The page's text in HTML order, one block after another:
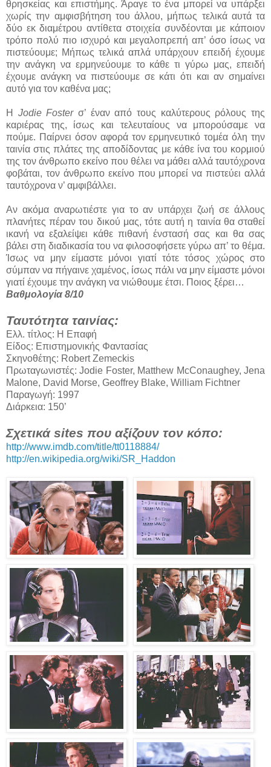
θρησκείας και επιστήμης. Άραγε το ένα μπορεί να υπάρξει
χωρίς την αμφισβήτηση του άλλου, μήπως τελικά αυτά τα
δύο εκ διαμέτρου αντίθετα στοιχεία συνδέονται με κάποιον
τρόπο πολύ πιο ισχυρό και μεγαλοπρεπή απ’ όσο ίσως να
πιστεύουμε; Μήπως τελικά απλά υπάρχουν επειδή έχουμε
την ανάγκη να ερμηνεύουμε το κάθε τι γύρω μας, επειδή
έχουμε ανάγκη να πιστεύουμε σε κάτι ότι και αν σημαίνει
αυτό για τον καθένα μας;
Η Jodie Fosterσ’ έναν από τους καλύτερους ρόλους της
καριέρας της, ίσως και τελευταίους να μπορούσαμε να
πούμε. Παίρνει όσον αφορά τον ερμηνευτικό τομέα όλη την
ταινία στις πλάτες της αποδίδοντας με κάθε ίνα του κορμιού
της τον άνθρωπο εκείνο που θέλει να μάθει αλλά ταυτόχρονα
φοβάται, τον άνθρωπο εκείνο που μπορεί να πιστεύει αλλά
ταυτόχρονα ν’ αμφιβάλλει.
Αν ακόμα αναρωτιέστε για το αν υπάρχει ζωή σε άλλους
πλανήτες πέραν του δικού μας, τότε αυτή η ταινία θα σταθεί
ικανή να εξαλείψει κάθε πιθανή ένστασή σας και θα σας
βάλει στη διαδικασία του να φιλοσοφήσετε γύρω απ’ το θέμα.
Ίσως να μην είμαστε μόνοι γιατί τότε τόσος χώρος στο
σύμπαν να πήγαινε χαμένος, ίσως πάλι να μην είμαστε μόνοι
γιατί έχουμε την ανάγκη να νιώθουμε έτσι. Ποιος ξέρει…
Βαθμολογία 8/10
Ταυτότητα ταινίας:
Ελλ. τίτλος: Η Επαφή
Είδος: Επιστημονικής Φαντασίας
Σκηνοθέτης: Robert Zemeckis
Πρωταγωνιστές: Jodie Foster, Matthew McConaughey, Jena
Malone, David Morse, Geoffrey Blake, William Fichtner
Παραγωγή: 1997
Διάρκεια: 150’
Σχετικά sites που αξίζουν τον κόπο:
http://www.imdb.com/title/tt0118884/
http://en.wikipedia.org/wiki/SR_Haddon